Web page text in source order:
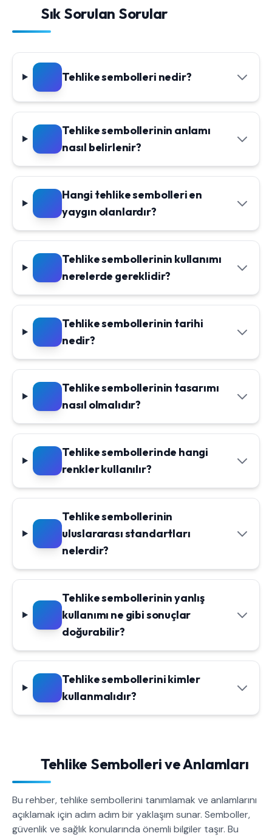
Sık Sorulan Sorular
Tehlike sembolleri nedir?
Tehlike sembollerinin anlamı
nasıl belirlenir?
Hangi tehlike sembolleri en
yaygın olanlardır?
Tehlike sembollerinin kullanımı
nerelerde gereklidir?
Tehlike sembollerinin tarihi
nedir?
Tehlike sembollerinin tasarımı
nasıl olmalıdır?
Tehlike sembollerinde hangi
renkler kullanılır?
Tehlike sembollerinin
uluslararası standartları
nelerdir?
Tehlike sembollerinin yanlış
kullanımı ne gibi sonuçlar
doğurabilir?
Tehlike sembollerini kimler
kullanmalıdır?
Tehlike Sembolleri ve Anlamları
Bu rehber, tehlike sembollerini tanımlamak ve anlamlarını
açıklamak için adım adım bir yaklaşım sunar. Semboller,
güvenlik ve sağlık konularında önemli bilgiler taşır. Bu